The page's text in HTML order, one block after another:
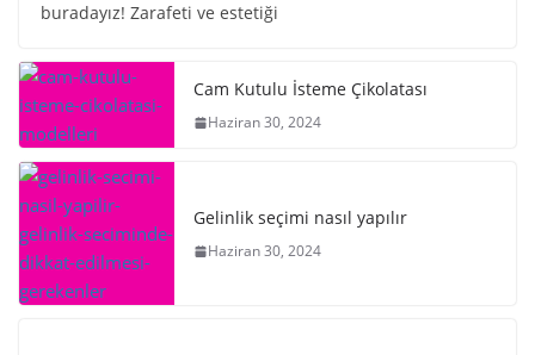
buradayız! Zarafeti ve estetiği
Cam Kutulu İsteme Çikolatası
Haziran 30, 2024
Gelinlik seçimi nasıl yapılır
Haziran 30, 2024